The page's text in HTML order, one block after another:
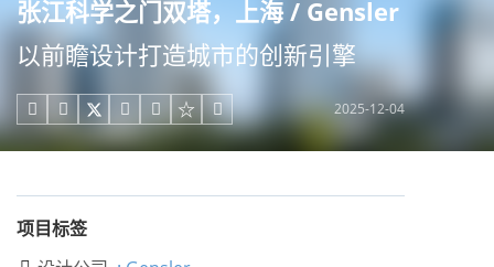
张江科学之门双塔，上海 / Gensler
以前瞻设计打造城市的创新引擎
     2025-12-04
项目标签